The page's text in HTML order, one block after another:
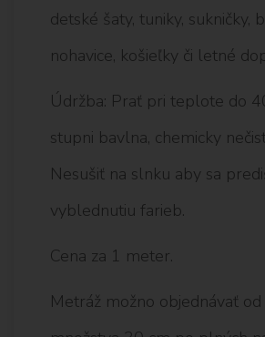
detské šaty, tuniky, sukničky,
nohavice, košieľky či letné
Údržba: Prať pri teplote do
stupni bavlna, chemicky
Nesušiť na slnku aby sa
vyblednutiu farieb.
Cena za 1 meter.
Metráž možno objednávať od